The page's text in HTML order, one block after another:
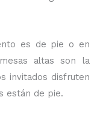
es de pie o en
altas son la
invitados disfruten
están de pie.